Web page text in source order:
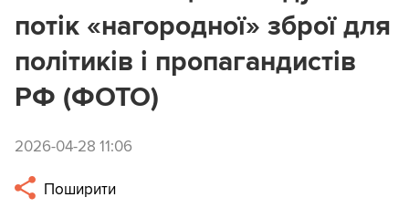
потік «нагородної» зброї для
політиків і пропагандистів
РФ (ФОТО)
2026-04-28 11:06
Поширити